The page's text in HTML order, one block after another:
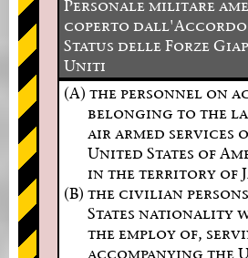
Personale militare
coperto
Status delle Forze
Uniti
(A) the personnel on
belonging to the
air armed services
United States of
in the territory of
(B) the civilian
States nationality
the employ of,
accompanying the